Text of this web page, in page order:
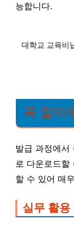
능합니다.
대학교 교육비
꼭 알아
발급 과정에서
로 다운로드할
할 수 있어 매
실무 활용